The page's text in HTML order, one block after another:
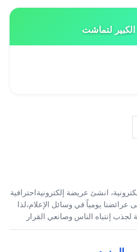
لتماشت
انشئ عريضة إلكترونيةاحترافية
عرائضنا يومياً في وسائل الإعلام،لذا
إنتباه الناس وصانعي القرار